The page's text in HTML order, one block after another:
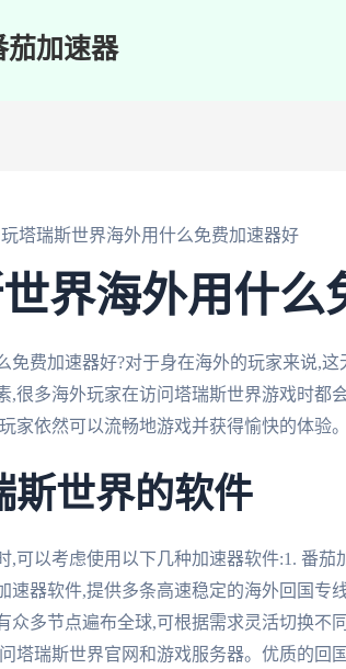
茄加速器
玩塔瑞斯世界海外用什么免费加速器好
界海外用什么
免费加速器好?对于身在海外的玩家来说,
,很多海外玩家在访问塔瑞斯世界游戏时都
家依然可以流畅地游戏并获得愉快的体验。
斯世界的软件
,可以考虑使用以下几种加速器软件:1. 番茄
速器软件,提供多条高速稳定的海外回国专
众多节点遍布全球,可根据需求灵活切换不
塔瑞斯世界官网和游戏服务器。优质的回